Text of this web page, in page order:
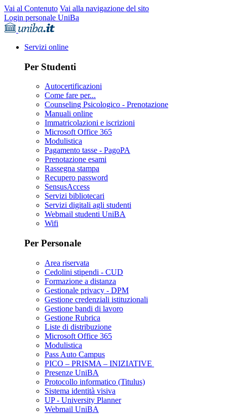
Vai al Contenuto Vai alla navigazione del sito
Login personale UniBa
Servizi online
Per Studenti
Autocertificazioni
Come fare per...
Counseling Psicologico - Prenotazione
Manuali online
Immatricolazioni e iscrizioni
Microsoft Office 365
Modulistica
Pagamento tasse - PagoPA
Prenotazione esami
Rassegna stampa
Recupero password
SensusAccess
Servizi bibliotecari
Servizi digitali agli studenti
Webmail studenti UniBA
Wifi
Per Personale
Area riservata
Cedolini stipendi - CUD
Formazione a distanza
Gestionale privacy - DPM
Gestione credenziali istituzionali
Gestione bandi di lavoro
Gestione Rubrica
Liste di distribuzione
Microsoft Office 365
Modulistica
Pass Auto Campus
PICO – PRISMA – INIZIATIVE
Presenze UniBA
Protocollo informatico (Titulus)
Sistema identità visiva
UP - University Planner
Webmail UniBA